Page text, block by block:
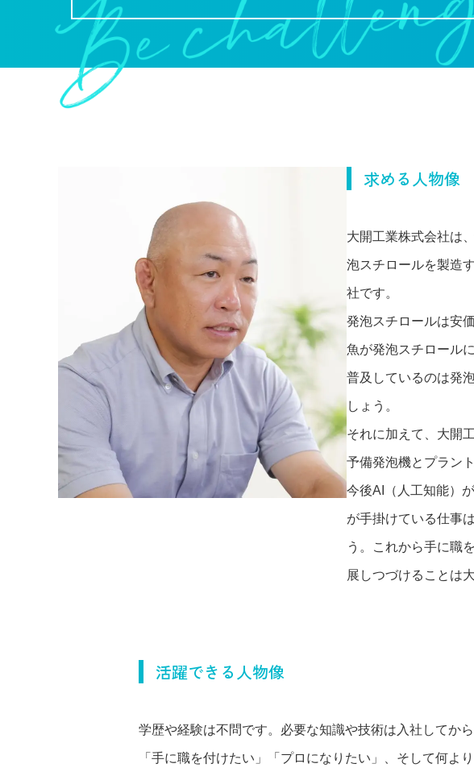
求める人物像
大開工業株式会社は
泡スチロールを製造
社です。
発泡スチロールは安
魚が発泡スチロール
普及しているのは発
しょう。
それに加えて、大開
予備発泡機とプラン
今後AI（人工知能）
が手掛けている仕事
う。これから手に職
展しつづけることは
活躍できる人物像
学歴や経験は不問です。必要な知識や技術は入社してか
「手に職を付けたい」「プロになりたい」、そして何よ